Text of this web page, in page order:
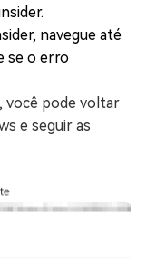
navegue até
se o erro
você pode voltar
e seguir as